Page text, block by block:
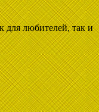
для любителей, так и